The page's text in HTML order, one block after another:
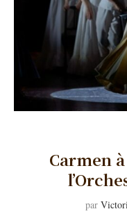
Carmen
par